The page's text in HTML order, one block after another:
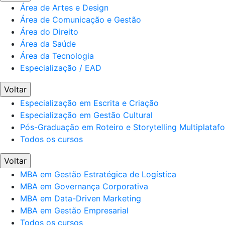
Área de Artes e Design
Área de Comunicação e Gestão
Área do Direito
Área da Saúde
Área da Tecnologia
Especialização / EAD
Voltar
Especialização em Escrita e Criação
Especialização em Gestão Cultural
Pós-Graduação em Roteiro e Storytelling
Todos os cursos
Voltar
MBA em Gestão Estratégica de Logística
MBA em Governança Corporativa
MBA em Data-Driven Marketing
MBA em Gestão Empresarial
Todos os cursos